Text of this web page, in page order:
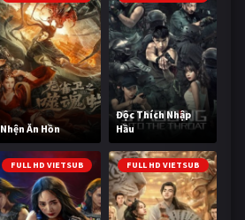
Nhện Ăn Hồn
Độc Thích Nhập
Hầu
FULL HD VIETSUB FULL HD VIETSUB